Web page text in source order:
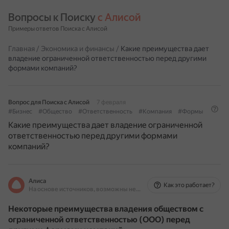
Вопросы к Поиску с Алисой
Примеры ответов Поиска с Алисой
Главная / Экономика и финансы / Какие преимущества дает
владение ограниченной ответственностью перед другими
формами компаний?
Вопрос для Поиска с Алисой
7 февраля
#Бизнес
#Общество #Ответственность #Компания #Формы
Какие преимущества дает владение ограниченной
ответственностью перед другими формами
компаний?
Алиса
На основе источников, возможны неточности
Как это работает?
Некоторые преимущества владения обществом с
ограниченной ответственностью (ООО) перед